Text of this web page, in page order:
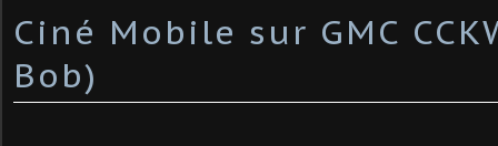
Ciné Mobile sur GMC
Bob)